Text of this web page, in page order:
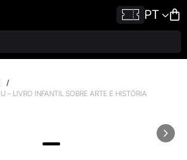
PT
/
– LIVRO INFANTIL SOBRE ARTE E HISTÓRIA